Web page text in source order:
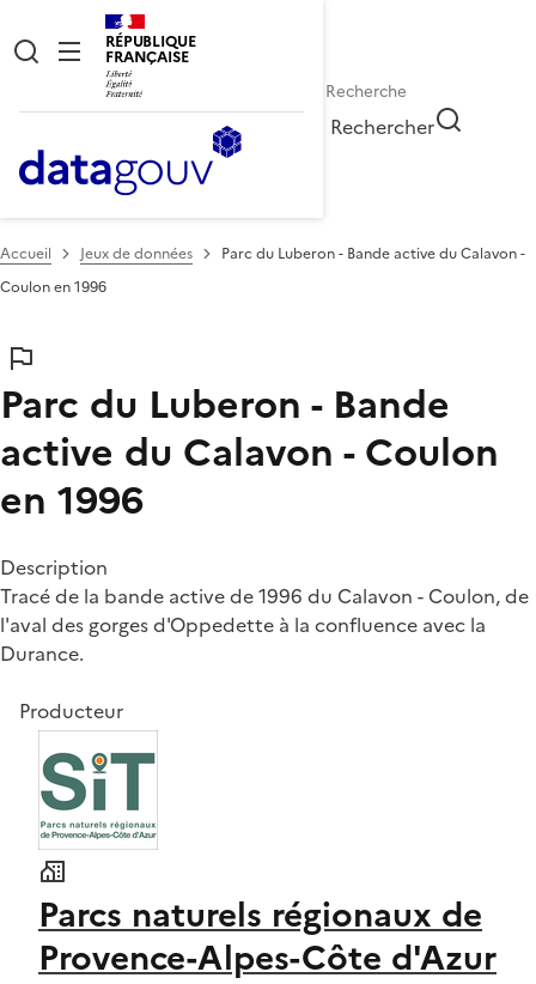
RÉPUBLIQUE
FRANÇAISE
Rechercher
Accueil Jeux de données
Parc du Luberon - Bande active du Calavon -
Coulon en 1996
Parc du Luberon - Bande
active du Calavon - Coulon
en 1996
Description
Tracé de la bande active de 1996 du Calavon - Coulon, de
l'aval des gorges d'Oppedette à la confluence avec la
Durance.
Producteur
Parcs naturels régionaux de
Provence-Alpes-Côte d'Azur